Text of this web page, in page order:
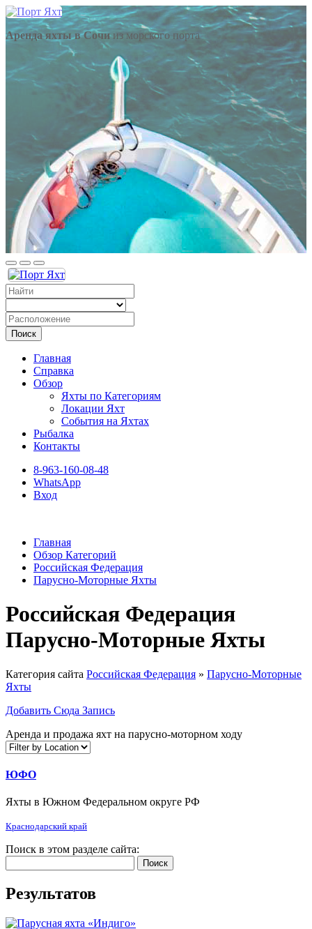
Аренда яхты в Сочииз морского порта
Поиск
Главная
Справка
Обзор
Яхты по Категориям
Локации Яхт
События на Яхтах
Рыбалка
Контакты
8-963-160-08-48
WhatsApp
Вход
Главная
Обзор Категорий
Российская Федерация
Парусно-Моторные Яхты
Российская Федерация
Парусно-Моторные Яхты
Категория сайта Российская Федерация » Парусно-Моторные
Яхты
Добавить Сюда Запись
Аренда и продажа яхт на парусно-моторном ходу
ЮФО
Яхты в Южном Федеральном округе РФ
Краснодарский край
Поиск в этом разделе сайта:
Поиск
Результатов